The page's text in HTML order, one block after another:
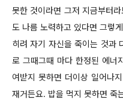
못한 것이라면 그저 지금부터
도 나름 노력하고 있다면 그렇
히려 자기 자신을 죽이는 것과
로 그때그때 마다 한정된 에너
여받지 못하면 더이상 일어나
재거든요. 밥을 먹지 못하면 죽